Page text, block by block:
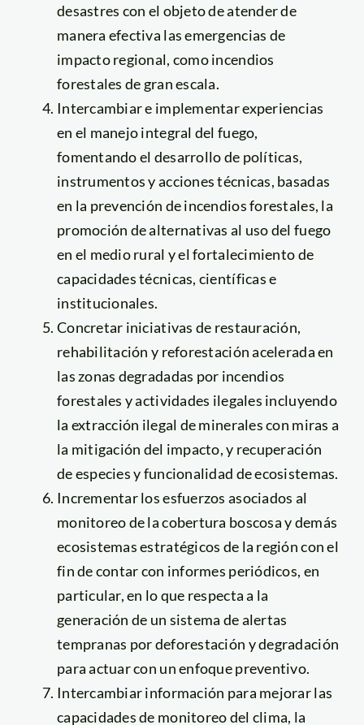
desastres con el objeto de atender de
manera efectiva las emergencias de
impacto regional, como incendios
forestales de gran escala.
Intercambiar e implementar experiencias
en el manejo integral del fuego,
fomentando el desarrollo de políticas,
instrumentos y acciones técnicas, basadas
en la prevención de incendios forestales, la
promoción de alternativas al uso del fuego
en el medio rural y el fortalecimiento de
capacidades técnicas, científicas e
institucionales.
Concretar iniciativas de restauración,
rehabilitación y reforestación acelerada en
las zonas degradadas por incendios
forestales y actividades ilegales incluyendo
la extracción ilegal de minerales con miras a
la mitigación del impacto, y recuperación
de especies y funcionalidad de ecosistemas.
Incrementar los esfuerzos asociados al
monitoreo de la cobertura boscosa y demás
ecosistemas estratégicos de la región con el
fin de contar con informes periódicos, en
particular, en lo que respecta a la
generación de un sistema de alertas
tempranas por deforestación y degradación
para actuar con un enfoque preventivo.
Intercambiar información para mejorar las
capacidades de monitoreo del clima, la